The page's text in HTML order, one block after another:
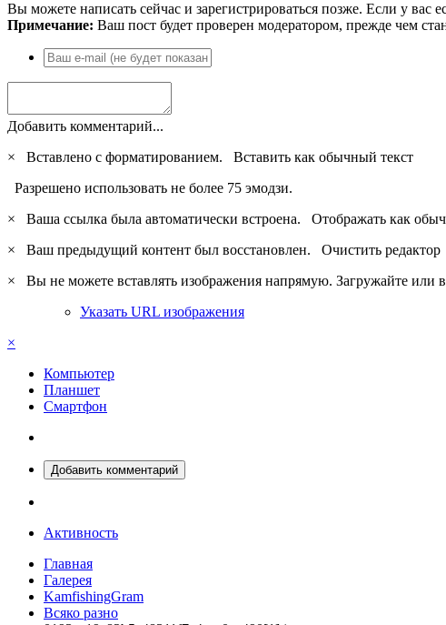
Вы можете написать сейчас и зарегистрироваться позже. Если у вас
Примечание: Ваш пост будет проверен модератором, прежде чем
Добавить комментарий...
×
Вставлено с форматированием. Вставить как обычный текст
Разрешено использовать не более 75 эмодзи.
×
Ваша ссылка была автоматически встроена. Отображать как
×
Ваш предыдущий контент был восстановлен. Очистить редактор
×
Вы не можете вставлять изображения напрямую. Загружайте или
Указать URL изображения
×
Компьютер
Планшет
Смартфон
Добавить комментарий
Активность
Главная
Галерея
KamfishingGram
Всяко разно